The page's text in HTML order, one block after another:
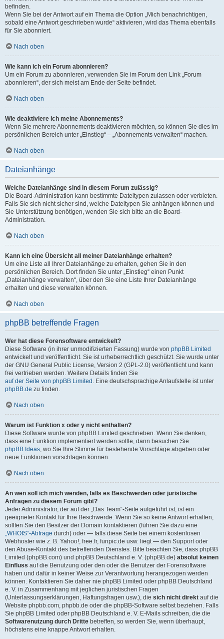
befinden.
Wenn Sie bei der Antwort auf ein Thema die Option „Mich benachrichtigen,
sobald eine Antwort geschrieben wurde“ aktivieren, wird das Thema ebenfalls
für Sie abonniert.
Nach oben
Wie kann ich ein Forum abonnieren?
Um ein Forum zu abonnieren, verwenden Sie im Forum den Link „Forum
abonnieren“, der sich meist am Ende der Seite befindet.
Nach oben
Wie deaktiviere ich meine Abonnements?
Wenn Sie mehrere Abonnements deaktivieren möchten, so können Sie dies im
persönlichen Bereich unter „Einstieg“ – „Abonnements verwalten“ machen.
Nach oben
Dateianhänge
Welche Dateianhänge sind in diesem Forum zulässig?
Die Board-Administration kann bestimmte Dateitypen zulassen oder verbieten.
Falls Sie sich nicht sicher sind, welche Dateitypen Sie anhängen können und
Sie Unterstützung benötigen, wenden Sie sich bitte an die Board-
Administration.
Nach oben
Kann ich eine Übersicht all meiner Dateianhänge erhalten?
Um eine Liste all Ihrer Dateianhänge zu erhalten, gehen Sie in den
persönlichen Bereich. Dort finden Sie unter „Einstieg“ einen Punkt
„Dateianhänge verwalten“, über den Sie eine Liste Ihrer Dateianhänge
erhalten und diese verwalten können.
Nach oben
phpBB betreffende Fragen
Wer hat diese Forensoftware entwickelt?
Diese Software (in ihrer unmodifizierten Fassung) wurde von phpBB Limited
entwickelt und veröffentlicht. Sie ist urheberrechtlich geschützt. Sie wurde unter
der GNU General Public License, Version 2 (GPL-2.0) veröffentlicht und kann
frei vertrieben werden. Weitere Details finden Sie
auf der Seite von phpBB Limited . Eine deutschsprachige Anlaufstelle ist unter
phpBB.de zu finden.
Nach oben
Warum ist Funktion x oder y nicht enthalten?
Diese Software wurde von phpBB Limited geschrieben. Wenn Sie denken,
dass eine Funktion implementiert werden sollte, dann besuchen Sie
phpBB Ideas, wo Sie Ihre Stimme für bestehende Vorschläge abgeben oder
neue Funktionen vorschlagen können.
Nach oben
An wen soll ich mich wenden, falls es Beschwerden oder juristische
Anfragen zu diesem Forum gibt?
Jeder Administrator, der auf der „Das Team“-Seite aufgeführt ist, ist ein
geeigneter Kontakt für Ihre Beschwerde. Wenn Sie so keine Antwort erhalten,
sollten Sie den Besitzer der Domain kontaktieren (führen Sie dazu eine
„WHOIS“-Abfrage durch) oder — falls diese Seite bei einem kostenlosen
Webhoster wie z. B. Yahoo!, free.fr, funpic.de usw. liegt — den Support oder
den Abuse-Kontakt des betreffenden Dienstes. Bitte beachten Sie, dass phpBB
Limited (phpBB.com) und phpBB Deutschland e. V. (phpBB.de) absolut keinen
Einfluss auf die Benutzung oder den oder die Benutzer der Forensoftware
haben und dafür in keiner Weise zur Verantwortung herangezogen werden
können. Kontaktieren Sie daher nie phpBB Limited oder phpBB Deutschland
e. V. in Zusammenhang mit jeglichen juristischen Fragen
(Unterlassungserklärungen, Haftungsfragen usw.), die sich nicht direkt auf die
Website phpbb.com, phpbb.de oder die phpBB-Software selbst beziehen. Falls
Sie phpBB Limited oder phpBB Deutschland e. V. E-Mails schreiben, die die
Softwarenutzung durch Dritte betreffen, so werden Sie, wenn überhaupt,
höchstens eine knappe Antwort erhalten.